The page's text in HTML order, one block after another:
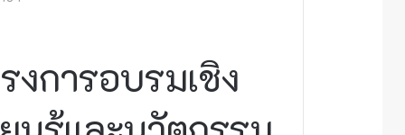
การอบรมเชิง